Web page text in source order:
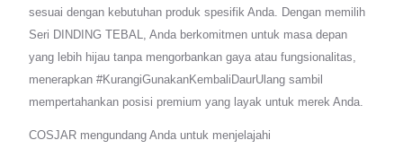
sesuai dengan kebutuhan produk spesifik Anda. Dengan memilih
Seri DINDING TEBAL, Anda berkomitmen untuk masa depan
yang lebih hijau tanpa mengorbankan gaya atau fungsionalitas,
menerapkan #KurangiGunakanKembaliDaurUlang sambil
mempertahankan posisi premium yang layak untuk merek Anda.
COSJAR mengundang Anda untuk menjelajahi